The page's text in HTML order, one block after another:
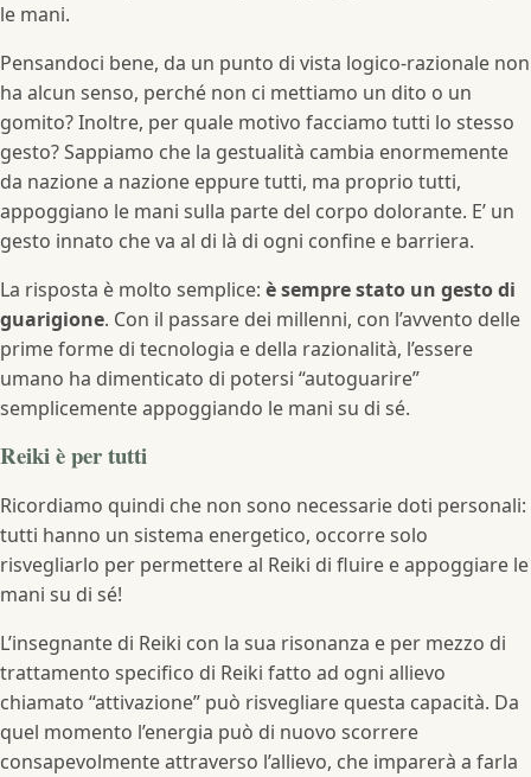
le mani.
Pensandoci bene, da un punto di vista logico-razionale non
ha alcun senso, perché non ci mettiamo un dito o un
gomito? Inoltre, per quale motivo facciamo tutti lo stesso
gesto? Sappiamo che la gestualità cambia enormemente
da nazione a nazione eppure tutti, ma proprio tutti,
appoggiano le mani sulla parte del corpo dolorante. E’ un
gesto innato che va al di là di ogni confine e barriera.
La risposta è molto semplice: è sempre stato un gesto di
guarigione. Con il passare dei millenni, con l’avvento delle
prime forme di tecnologia e della razionalità, l’essere
umano ha dimenticato di potersi “autoguarire”
semplicemente appoggiando le mani su di sé.
Reiki è per tutti
Ricordiamo quindi che non sono necessarie doti personali:
tutti hanno un sistema energetico, occorre solo
risvegliarlo per permettere al Reiki di fluire e appoggiare le
mani su di sé!
L’insegnante di Reiki con la sua risonanza e per mezzo di
trattamento specifico di Reiki fatto ad ogni allievo
chiamato “attivazione” può risvegliare questa capacità. Da
quel momento l’energia può di nuovo scorrere
consapevolmente attraverso l’allievo, che imparerà a farla